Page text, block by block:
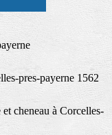
pres-payerne 1562
cheneau à Corcelles-